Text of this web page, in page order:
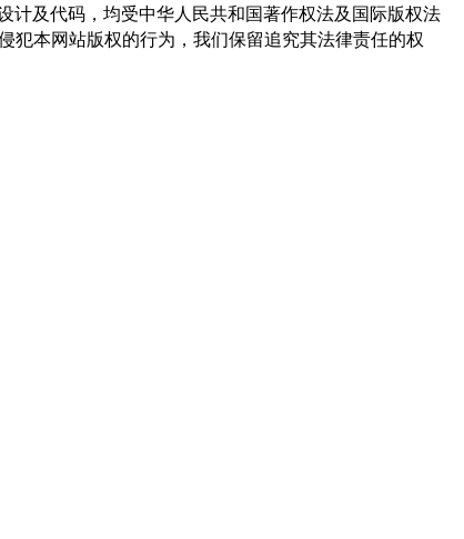
及代码，均受中华人民共和国著作权法及国际版权法
犯本网站版权的行为，我们保留追究其法律责任的权